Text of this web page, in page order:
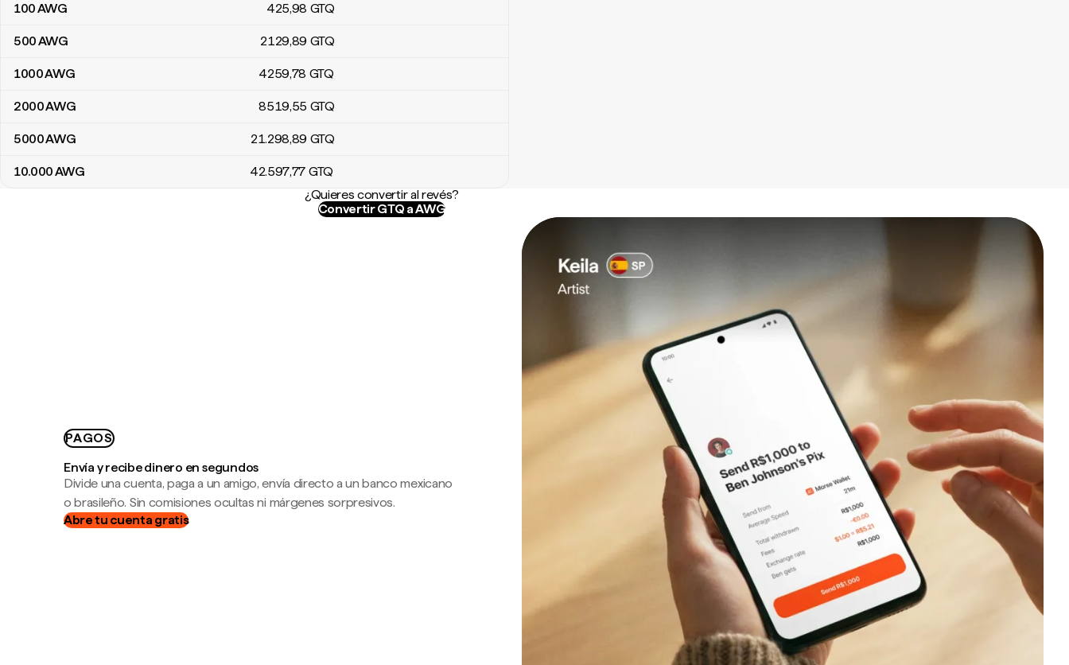
100AWG 425,98 GTQ
500AWG 2129,89 GTQ
1000AWG 4259,78 GTQ
2000AWG 8519,55 GTQ
5000AWG 21.298,89 GTQ
10.000AWG 42.597,77 GTQ
¿Quieres convertir al revés?
Convertir GTQ a AWG
PAGOS
Envía y recibe dinero en segundos
Divide una cuenta, paga a un amigo, envía directo a un banco mexicano
o brasileño. Sin comisiones ocultas ni márgenes sorpresivos.
Abre tu cuenta gratis